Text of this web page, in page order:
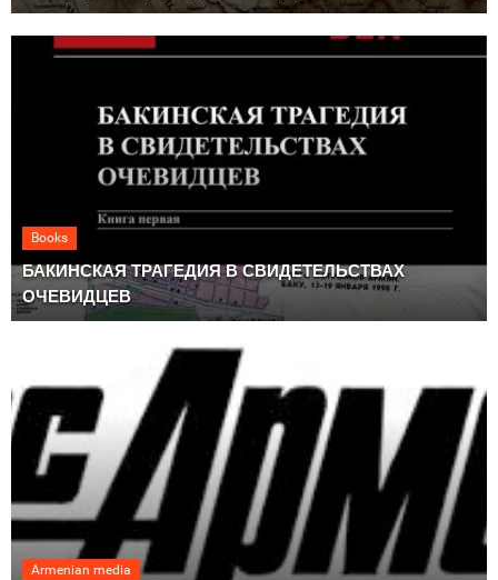
Books
БАКИНСКАЯ ТРАГЕДИЯ В СВИДЕТЕЛЬСТВАХ
ОЧЕВИДЦЕВ
Armenian media